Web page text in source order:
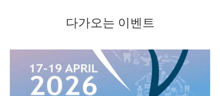
다가오는 이벤트